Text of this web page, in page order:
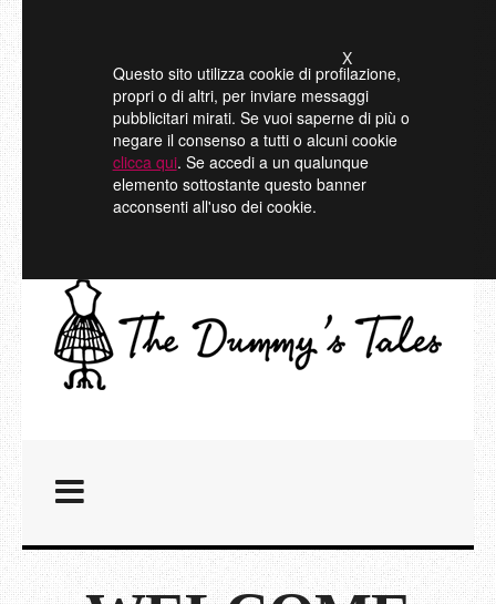
Questo sito utilizza cookie di profilazione,
propri o di altri, per inviare messaggi
pubblicitari mirati. Se vuoi saperne di più o
negare il consenso a tutti o alcuni cookie
clicca qui. Se accedi a un qualunque
elemento sottostante questo banner
acconsenti all'uso dei cookie.
X